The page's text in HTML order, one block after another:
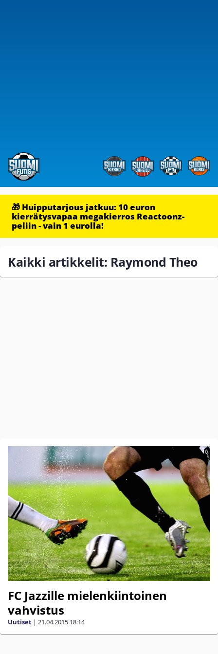
🎁 Huipputarjous jatkuu: 10 euron
kierrätysvapaa megakierros Reactoonz-
peliin - vain 1 eurolla!
Kaikki artikkelit: Raymond Theo
FC Jazzille mielenkiintoinen
vahvistus
Uutiset | 21.04.2015 18:14